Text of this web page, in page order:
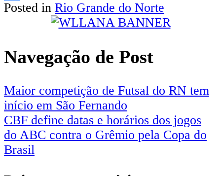
Share
Posted in Rio Grande do Norte
Navegação de Post
Maior competição de Futsal do RN tem
início em São Fernando
CBF define datas e horários dos jogos
do ABC contra o Grêmio pela Copa do
Brasil